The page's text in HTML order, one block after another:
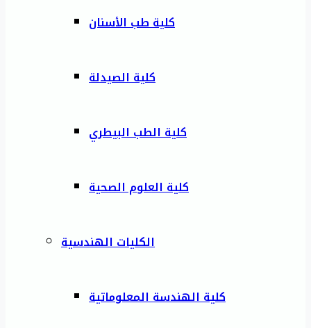
كلية طب الأسنان
كلية الصيدلة
كلية الطب البيطري
كلية العلوم الصحية
الكليات الهندسية
كلية الهندسة المعلوماتية